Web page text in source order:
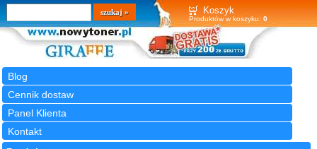
Koszyk
Produktów w koszyku: 0
Blog
Cennik dostaw
Panel Klienta
Kontakt
Wyszukiwarka
szukaj